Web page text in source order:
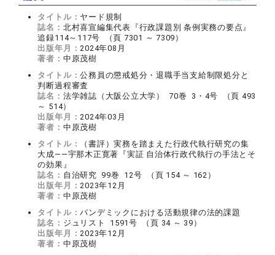
タイトル： ヤード規制
誌名： 北村喜宣編集代表『行政課題別 条例実務の要点』
追録114～117号 （頁 7301 ～ 7309）
出版年月：2024年08月
著者： 中原茂樹
タイトル：公務員の懲戒処分・退職手当支給制限処分と
判断過程審査
誌名： 法学雑誌（大阪公立大学） 70巻 3・4号 （頁 493
～ 514）
出版年月：2024年03月
著者： 中原茂樹
タイトル：
（書評）実務を踏まえた行政代執行研究の集
大成――宇那木正寛著『実証 自治体行政代執行の手法とそ
の効果』
誌名： 自治研究 99巻 12号 （頁 154 ～ 162）
出版年月：2023年12月
著者： 中原茂樹
タイトル：パンデミックにおける活動規律の法的課題
誌名： ジュリスト 1591号 （頁 34 ～ 39）
出版年月：2023年12月
著者： 中原茂樹